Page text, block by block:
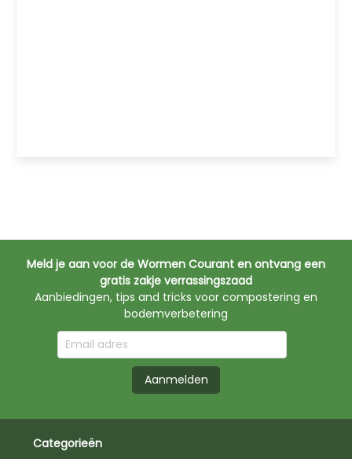
Meld je aan voor de Wormen Courant en ontvang een
gratis zakje verrassingszaad
Aanbiedingen, tips and tricks voor compostering en
bodemverbetering
Aanmelden
Categorieën